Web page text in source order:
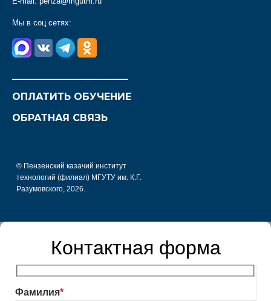
Мы в соц сетях:
ОПЛАТИТЬ ОБУЧЕНИЕ
ОБРАТНАЯ СВЯЗЬ
© Пензенский казачий институт
технологий (филиал) МГУТУ им. К.Г.
Разумовского, 2026.
Контактная форма
Фамилия*